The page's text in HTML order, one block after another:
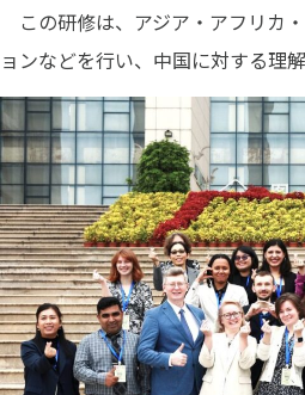
この研修は、アジア・アフリカ
ョンなどを行い、中国に対する理